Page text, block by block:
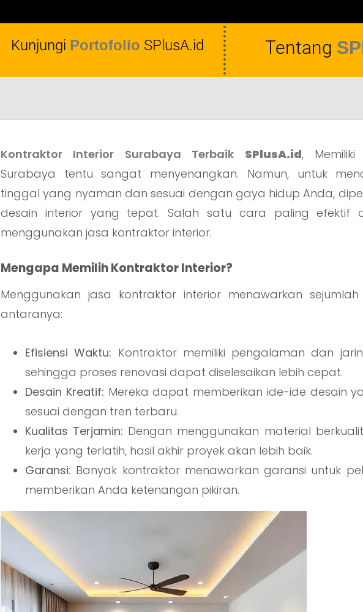
Kunjungi Portofolio SPlusA.id Tentang
Kontraktor Interior Surabaya Terbaik SPlusA.id,
Surabaya tentu sangat menyenangkan. Namun, untuk
tinggal yang nyaman dan sesuai dengan gaya hidup Anda,
desain interior yang tepat. Salah satu cara paling efektif
menggunakan jasa kontraktor interior.
Mengapa Memilih Kontraktor Interior?
Menggunakan jasa kontraktor interior menawarkan
antaranya:
Efisiensi Waktu: Kontraktor memiliki pengalaman dan
sehingga proses renovasi dapat diselesaikan lebih cepat.
Desain Kreatif: Mereka dapat memberikan ide-ide desain
sesuai dengan tren terbaru.
Kualitas Terjamin: Dengan menggunakan material
kerja yang terlatih, hasil akhir proyek akan lebih baik.
Garansi: Banyak kontraktor menawarkan garansi untuk
memberikan Anda ketenangan pikiran.